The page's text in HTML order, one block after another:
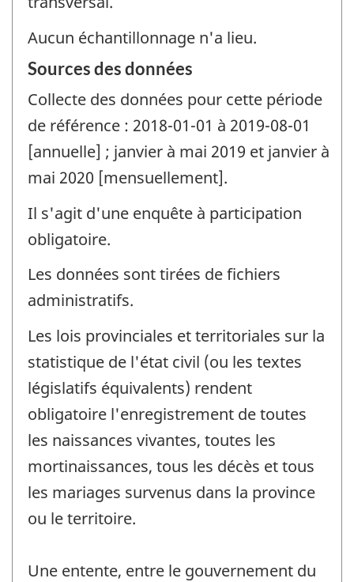
Aucun échantillonnage n'a lieu.
Sources des données
Collecte des données pour cette période
de référence : 2018-01-01 à 2019-08-01
[annuelle] ; janvier à mai 2019 et janvier à
mai 2020 [mensuellement].
Il s'agit d'une enquête à participation
obligatoire.
Les données sont tirées de fichiers
administratifs.
Les lois provinciales et territoriales sur la
statistique de l'état civil (ou les textes
législatifs équivalents) rendent
obligatoire l'enregistrement de toutes
les naissances vivantes, toutes les
mortinaissances, tous les décès et tous
les mariages survenus dans la province
ou le territoire.
Une entente, entre le gouvernement du